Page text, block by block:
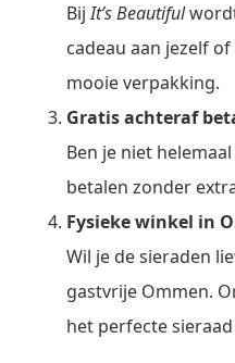
BijIt’s Beautiful
cadeau aan jezelf
mooie verpakking.
Gratis achteraf
Ben je niet
betalen zonder
Fysieke winkel in
Wil je de sieraden
gastvrije Ommen.
het perfecte